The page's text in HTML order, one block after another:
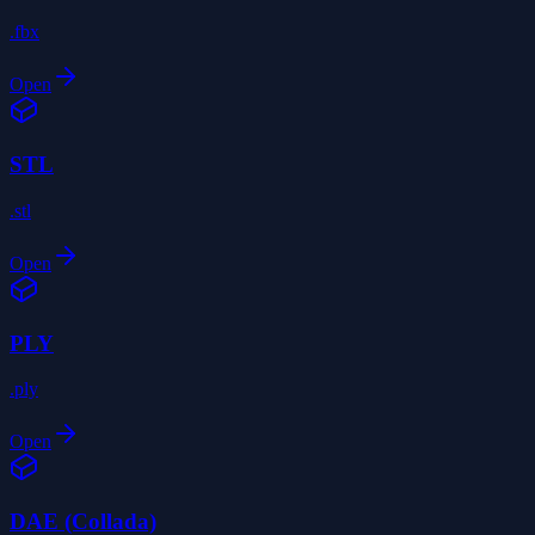
.fbx
Open
STL
.stl
Open
PLY
.ply
Open
DAE (Collada)